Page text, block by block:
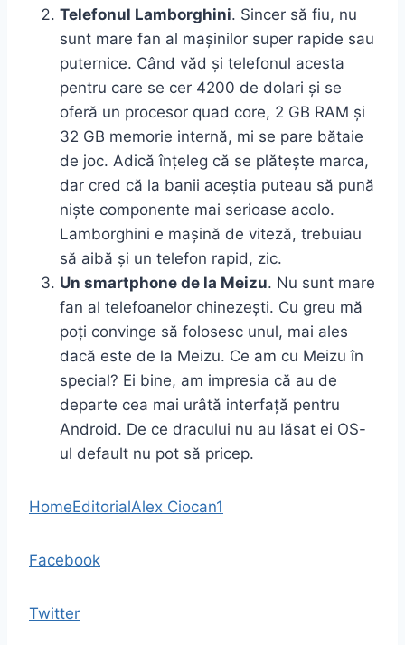
Telefonul Lamborghini. Sincer să fiu, nu
sunt mare fan al mașinilor super rapide sau
puternice. Când văd și telefonul acesta
pentru care se cer 4200 de dolari și se
oferă un procesor quad core, 2 GB RAM și
32 GB memorie internă, mi se pare bătaie
de joc. Adică înțeleg că se plătește marca,
dar cred că la banii aceștia puteau să pună
niște componente mai serioase acolo.
Lamborghini e mașină de viteză, trebuiau
să aibă și un telefon rapid, zic.
Un smartphone de la Meizu. Nu sunt mare
fan al telefoanelor chinezești. Cu greu mă
poți convinge să folosesc unul, mai ales
dacă este de la Meizu. Ce am cu Meizu în
special? Ei bine, am impresia că au de
departe cea mai urâtă interfață pentru
Android. De ce dracului nu au lăsat ei OS-
ul default nu pot să pricep.
HomeEditorialAlex Ciocan1
Facebook
Twitter